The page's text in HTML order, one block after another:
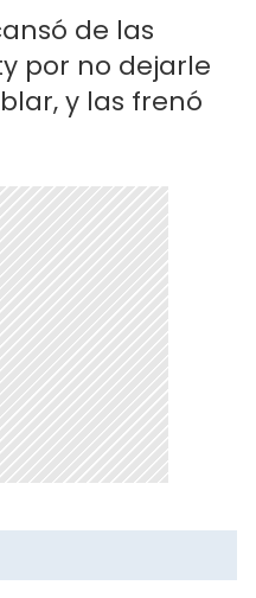
de las
por no dejarle
y las frenó